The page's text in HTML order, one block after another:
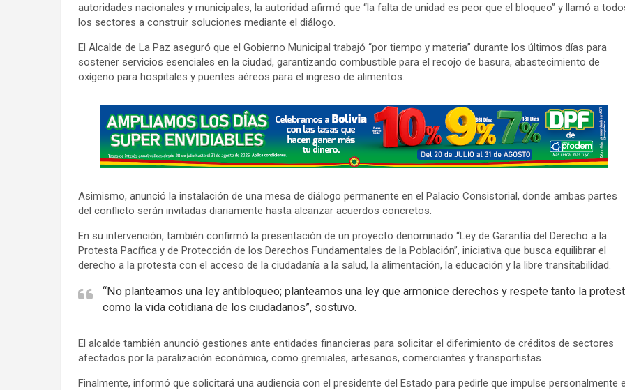
autoridades nacionales y municipales, la autoridad afirmó que “la falta de unidad es peor que el bloqueo” y llamó a
los sectores a construir soluciones mediante el diálogo.
El Alcalde de La Paz aseguró que el Gobierno Municipal trabajó “por tiempo y materia” durante los últimos días para
sostener servicios esenciales en la ciudad, garantizando combustible para el recojo de basura, abastecimiento de
oxígeno para hospitales y puentes aéreos para el ingreso de alimentos.
t
s
e
e
:
Asimismo, anunció la instalación de una mesa de diálogo permanente en el Palacio Consistorial, donde ambas partes
del conflicto serán invitadas diariamente hasta alcanzar acuerdos concretos.
En su intervención, también confirmó la presentación de un proyecto denominado “Ley de Garantía del Derecho a la
Protesta Pacífica y de Protección de los Derechos Fundamentales de la Población”, iniciativa que busca equilibrar el
derecho a la protesta con el acceso de la ciudadanía a la salud, la alimentación, la educación y la libre transitabilidad.
“No planteamos una ley antibloqueo; planteamos una ley que armonice derechos y respete tanto la
como la vida cotidiana de los ciudadanos”, sostuvo.
El alcalde también anunció gestiones ante entidades financieras para solicitar el diferimiento de créditos de sectores
afectados por la paralización económica, como gremiales, artesanos, comerciantes y transportistas.
Finalmente, informó que solicitará una audiencia con el presidente del Estado para pedirle que impulse personalmente